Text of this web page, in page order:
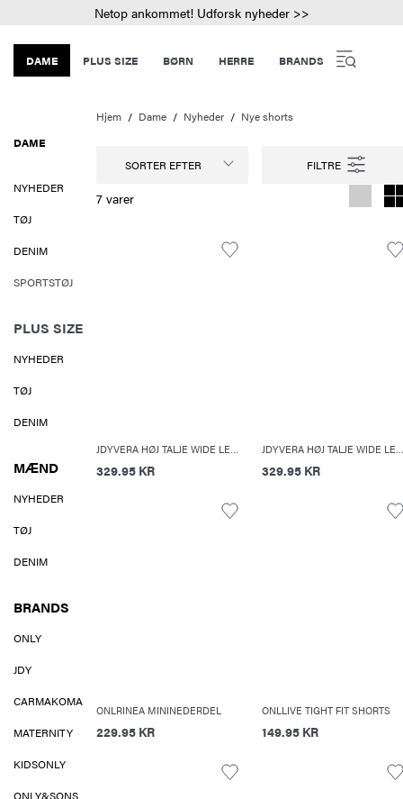
Netop ankommet! Udforsk nyheder >>
DAME PLUS SIZE BØRN HERRE BRANDS
DAME
NYHEDER
TØJ
DENIM
SPORTSTØJ
PLUS SIZE
NYHEDER
TØJ
DENIM
MÆND
NYHEDER
TØJ
DENIM
BRANDS
ONLY
JDY
CARMAKOMA
MATERNITY
KIDSONLY
ONLY&SONS
Hjem Dame Nyheder Nye shorts
SORTER EFTER
7 varer
329.95 KR 329.95 KR
ONLRINEA MININEDERDEL
229.95 KR
ONLLIVE TIGHT FIT SHORTS
149.95 KR